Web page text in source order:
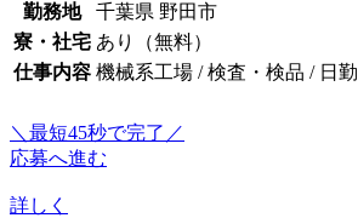
勤務地
千葉県 野田市
寮・社宅 あり（無料）
仕事内容 機械系工場 / 検査・検品 / 日勤
＼最短45秒で完了／
応募へ進む
詳しく